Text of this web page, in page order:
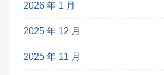
2026 年 1 月
2025 年 12 月
2025 年 11 月